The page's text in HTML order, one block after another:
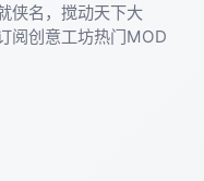
侠名，搅动天下大
阅创意工坊热门MOD